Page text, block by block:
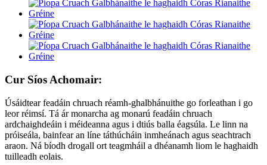
Cur Síos Achomair:
Úsáidtear feadáin chruach réamh-ghalbhánuithe go forleathan i go
leor réimsí. Tá ár monarcha ag monarú feadáin chruach
ardchaighdeáin i méideanna agus i dtiús balla éagsúla. Le linn na
próiseála, bainfear an líne táthúcháin inmheánach agus seachtrach
araon. Ná bíodh drogall ort teagmháil a dhéanamh liom le haghaidh
tuilleadh eolais.